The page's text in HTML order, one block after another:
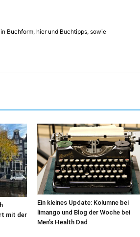
Buchform, hier und Buchtipps, sowie
mit der
Ein kleines Update: Kolumne bei
limango und Blog der Woche bei
Men’s Health Dad